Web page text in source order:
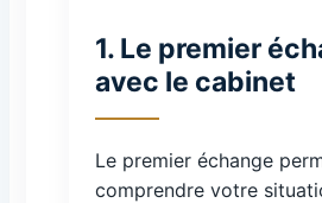
1. Le premier
avec le cabinet
Le premier échange
comprendre votre